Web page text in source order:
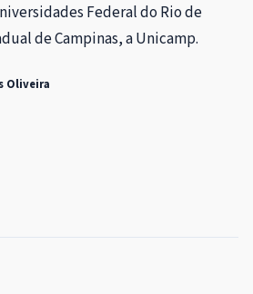
Federal do Rio de
de Campinas, a Unicamp.
Oliveira